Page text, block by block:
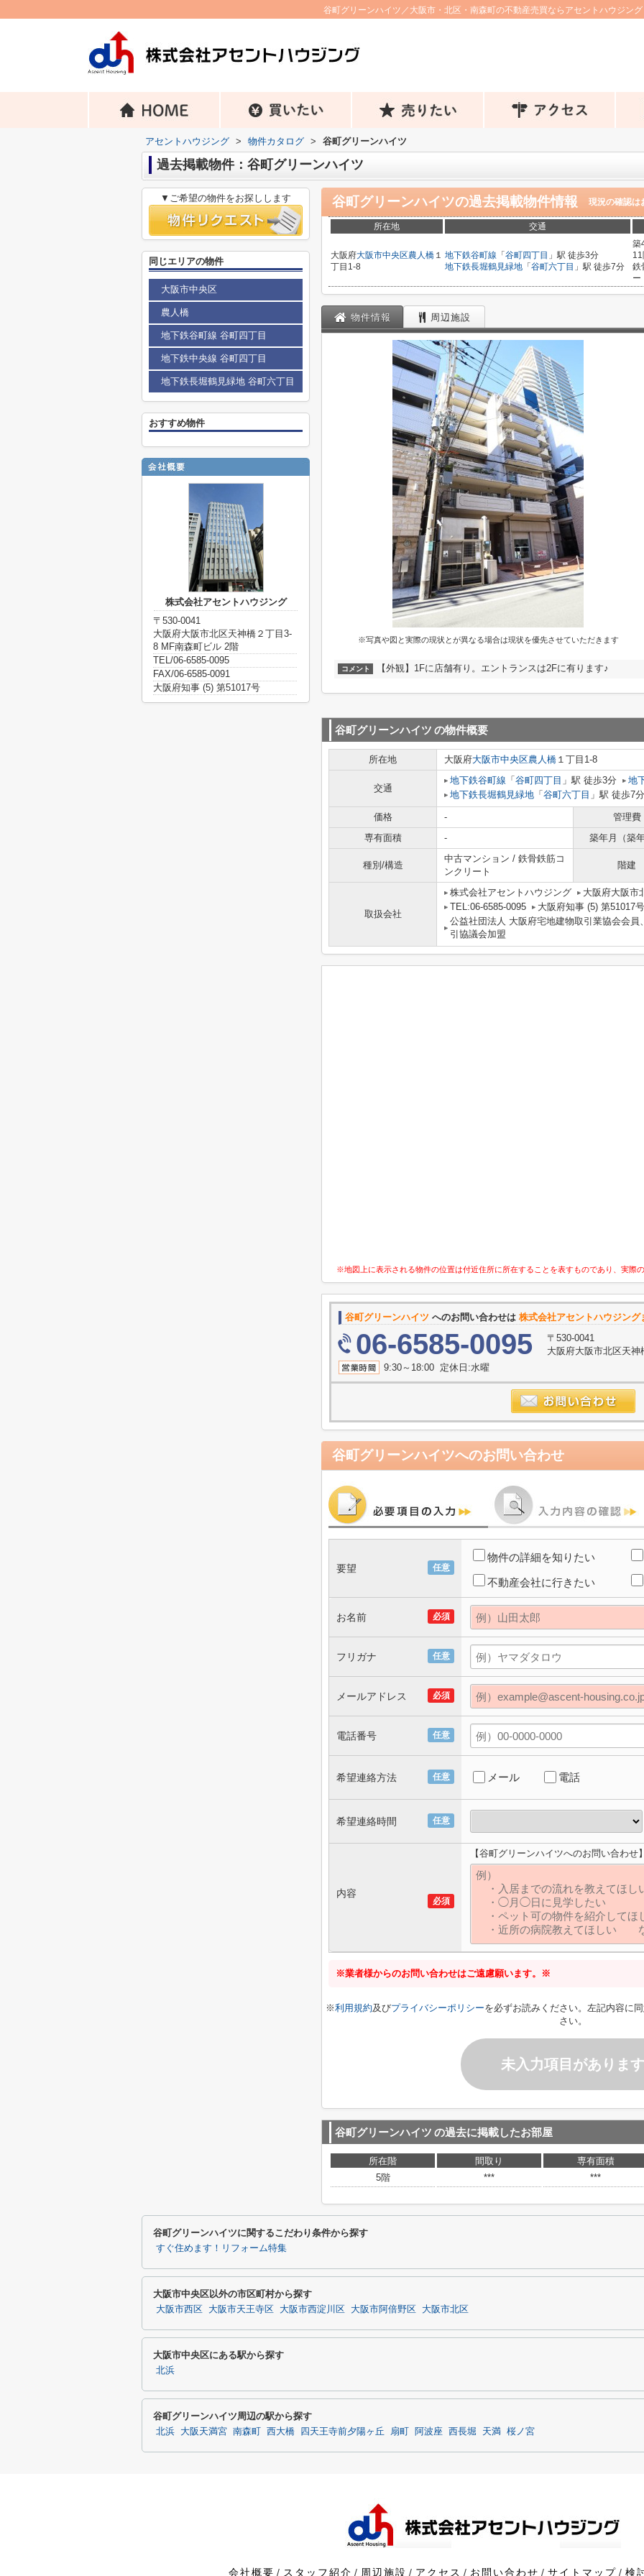
谷町グリーンハイツ／大阪市・北区・南森町の不動産売買ならアセントハウジング
アセントハウジング > 物件カタログ > 谷町グリーンハイツ
過去掲載物件：谷町グリーンハイツ
谷町グリーンハイツの過去掲載物件情報 現況の確認は
所在地 交通
大阪府大阪市中央区農人橋 １
丁目1-8
地下鉄谷町線 「 谷町四丁目 」駅 徒歩3分
地下鉄長堀鶴見緑地 「 谷町六丁目 」駅 徒歩7分
築
鉄
ー
物件情報 周辺施設
※写真や図と実際の現状とが異なる場合は現状を優先させていただきます
コメント 【外観】1Fに店舗有り。エントランスは2Fに有ります♪
谷町グリーンハイツ の物件概要
所在地 大阪府大阪市中央区農人橋 １丁目1-8
交通
地下鉄谷町線 「 谷町四丁目 」駅 徒歩3分
地
地下鉄長堀鶴見緑地 「 谷町六丁目 」駅 徒歩7分
価格 -
管理費
専有面積
- 築年月（築
種別/構造
中古マンション / 鉄骨鉄筋コ
ンクリート
階建
取扱会社
株式会社アセントハウジング
大阪府大阪市
TEL:06-6585-0095
大阪府知事 (5) 第51017号
公益社団法人 大阪府宅地建物取引業協会会
引協議会加盟
※地図上に表示される物件の位置は付近住所に所在することを表すものであり、実際
谷町グリーンハイツ へのお問い合わせは 株式会社アセントハウジング
06-6585-0095
〒530-0041
大阪府大阪市北区天
9:30～18:00 定休日:水曜
谷町グリーンハイツへのお問い合わせ
任意
要望
物件の詳細を知りたい
不動産会社に行きたい
必須
お名前
任意
フリガナ
必須
メールアドレス
任意
電話番号
任意
希望連絡方法 メール 電話
任意
希望連絡時間
必須
内容
【谷町グリーンハイツへのお問い合わせ
※業者様からのお問い合わせはご遠慮願います。※
※利用規約及びプライバシーポリシーを必ずお読みください。左記内容に
さい。
未入力項目があります
谷町グリーンハイツ の過去に掲載したお部屋
所在階 間取り
専有面積
5階
*** ***
▼ご希望の物件をお探しします
同じエリアの物件
大阪市中央区
農人橋
地下鉄谷町線 谷町四丁目
地下鉄中央線 谷町四丁目
地下鉄長堀鶴見緑地 谷町六丁目
おすすめ物件
株式会社アセントハウジング
〒530-0041
大阪府大阪市北区天神橋２丁目3-
8 MF南森町ビル 2階
TEL/06-6585-0095
FAX/06-6585-0091
大阪府知事 (5) 第51017号
谷町グリーンハイツに関するこだわり条件から探す
すぐ住めます！リフォーム特集
大阪市中央区以外の市区町村から探す
大阪市西区 大阪市天王寺区 大阪市西淀川区 大阪市阿倍野区 大阪市北区
大阪市中央区にある駅から探す
北浜
谷町グリーンハイツ周辺の駅から探す
北浜 大阪天満宮 南森町 西大橋 四天王寺前夕陽ヶ丘 扇町 阿波座 西長堀 天満 桜ノ宮
会社概要 スタッフ紹介 周辺施設 アクセス お問い合わせ サイトマップ 検